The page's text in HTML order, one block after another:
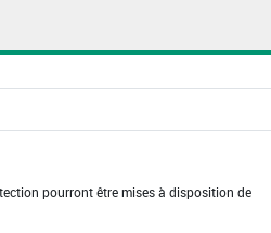
pourront être mises à disposition de